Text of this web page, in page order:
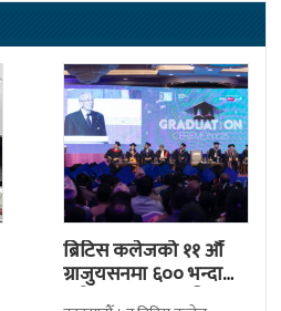
ब्रिटिस कलेजको ११ औँ
ग्राजुयसनमा ६०० भन्दा
बढी ग्राजुयट सम्मानित